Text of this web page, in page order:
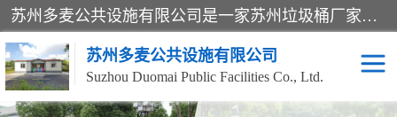
苏州多麦公共设施有限公司是一家苏州垃圾桶厂家，主营：塑料垃圾桶、分类果皮箱、户外园林椅、保安岗亭等产品厂家。全国统一热线电话：17105580222。公司组建完善的团队。设计人员，能根据客户要求，提供适合的设计方案，来满足客户的需求。
苏州多麦公共设施有限公司
Suzhou Duomai Public Facilities Co., Ltd.